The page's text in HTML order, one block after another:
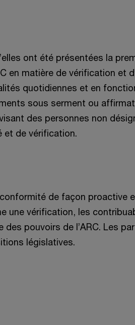
ont été présentées la
matière de vérification et
quotidiennes et en fonction
sous serment ou
des personnes non
et de vérification.
de façon proactive
une vérification, les
pouvoirs de l’ARC. Les
législatives.